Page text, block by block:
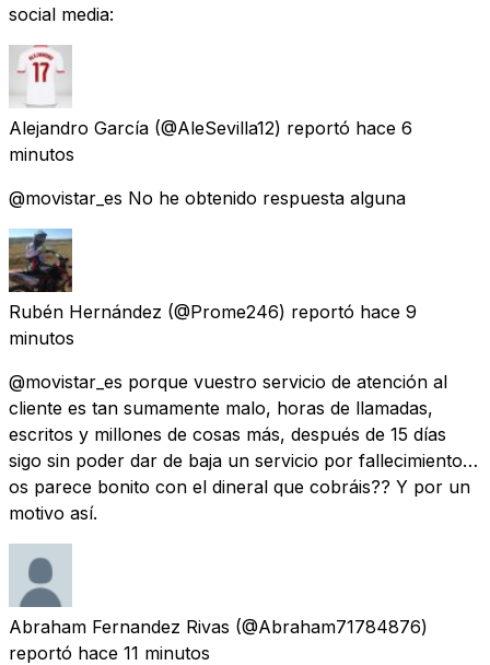
social media:
Alejandro García (@AleSevilla12) reportó hace 6
minutos
@movistar_es No he obtenido respuesta alguna
Rubén Hernández (@Prome246) reportó hace 9
minutos
@movistar_es porque vuestro servicio de atención al
cliente es tan sumamente malo, horas de llamadas,
escritos y millones de cosas más, después de 15 días
sigo sin poder dar de baja un servicio por fallecimiento…
os parece bonito con el dineral que cobráis?? Y por un
motivo así.
Abraham Fernandez Rivas (@Abraham71784876)
reportó hace 11 minutos